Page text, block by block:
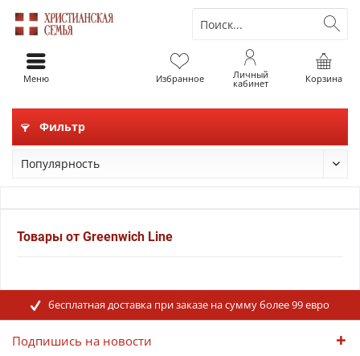
Корзина
Избранное Личный
кабинет
Меню
Фильтр
Товары от Greenwich Line
бесплатная доставка при заказе на сумму более 99 евро
Подпишись на новости